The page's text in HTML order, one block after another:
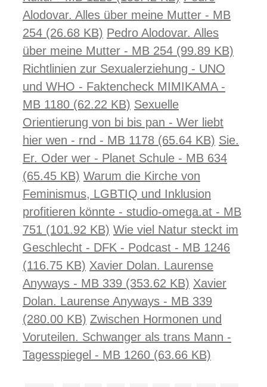
Alodovar. Alles über meine Mutter - MB
254 (26.68 KB) Pedro Alodovar. Alles
über meine Mutter - MB 254 (99.89 KB)
Richtlinien zur Sexualerziehung - UNO
und WHO - Faktencheck MIMIKAMA -
MB 1180 (62.22 KB) Sexuelle
Orientierung von bi bis pan - Wer liebt
hier wen - rnd - MB 1178 (65.64 KB) Sie.
Er. Oder wer - Planet Schule - MB 634
(65.45 KB) Warum die Kirche von
Feminismus, LGBTIQ und Inklusion
profitieren könnte - studio-omega.at - MB
751 (101.92 KB) Wie viel Natur steckt im
Geschlecht - DFK - Podcast - MB 1246
(116.75 KB) Xavier Dolan. Laurense
Anyways - MB 339 (353.62 KB) Xavier
Dolan. Laurense Anyways - MB 339
(280.00 KB) Zwischen Hormonen und
Voruteilen. Schwanger als trans Mann -
Tagesspiegel - MB 1260 (63.66 KB)